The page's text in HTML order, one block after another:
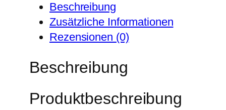
Beschreibung
Zusätzliche Informationen
Rezensionen (0)
Beschreibung
Produktbeschreibung